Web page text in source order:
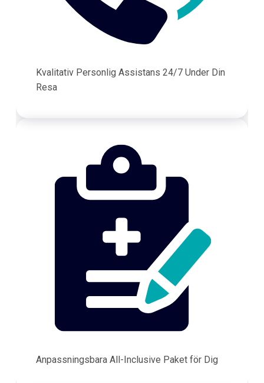
Kvalitativ Personlig Assistans 24/7 Under Din
Resa
Anpassningsbara All-Inclusive Paket för Dig